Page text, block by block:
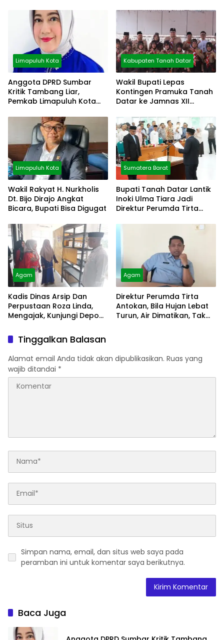
Limapuluh Kota
Anggota DPRD Sumbar
Kritik Tambang Liar,
Pemkab Limapuluh Kota
Kabupaten Tanah Datar
Wakil Bupati Lepas
Kontingen Pramuka Tanah
Datar ke Jamnas XII
Limapuluh Kota
Wakil Rakyat H. Nurkholis
Dt. Bijo Dirajo Angkat
Bicara, Bupati Bisa Digugat
Sumatera Barat
Bupati Tanah Datar Lantik
Inoki Ulma Tiara Jadi
Direktur Perumda Tirta
Agam
Kadis Dinas Arsip Dan
Perpustaan Roza Linda,
Mengajak, Kunjungi Depo
Agam
Direktur Perumda Tirta
Antokan, Bila Hujan Lebat
Turun, Air Dimatikan, Tak
Tinggalkan Balasan
Alamat email Anda tidak akan dipublikasikan. Ruas yang
wajib ditandai *
Simpan nama, email, dan situs web saya pada
peramban ini untuk komentar saya berikutnya.
Baca Juga